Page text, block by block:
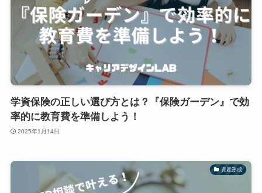
学資保険の正しい選び方とは？『保険ガーデン』で効
率的に教育費を準備しよう！
2025年1月14日
資産形成